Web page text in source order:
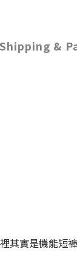
Shipping &
實是機能短